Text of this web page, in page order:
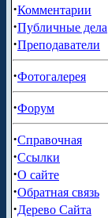
·Комментарии
·Публичные дела
·Преподаватели
·Фотогалерея
·Форум
·Справочная
·Ссылки
·О сайте
·Обратная связь
·Дерево Сайта